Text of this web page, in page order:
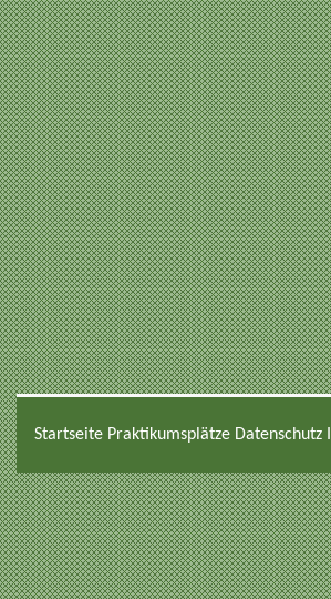
Startseite Praktikumsplätze Datenschutz